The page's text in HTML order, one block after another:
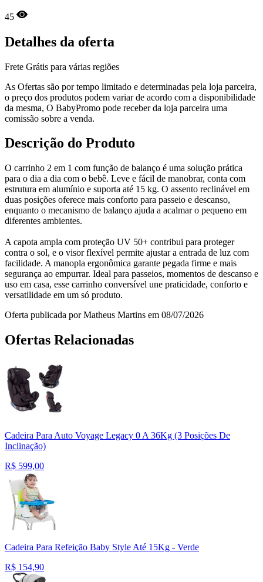
45
Detalhes da oferta
Frete Grátis para várias regiões
As Ofertas são por tempo limitado e determinadas pela loja parceira,
o preço dos produtos podem variar de acordo com a disponibilidade
da mesma, O BabyPromo pode receber da loja parceira uma
comissão sobre a venda.
Descrição do Produto
O carrinho 2 em 1 com função de balanço é uma solução prática
para o dia a dia com o bebê. Leve e fácil de manobrar, conta com
estrutura em alumínio e suporta até 15 kg. O assento reclinável em
duas posições oferece mais conforto para passeio e descanso,
enquanto o mecanismo de balanço ajuda a acalmar o pequeno em
diferentes ambientes.
A capota ampla com proteção UV 50+ contribui para proteger
contra o sol, e o visor flexível permite ajustar a entrada de luz com
facilidade. A manopla ergonômica garante pegada firme e mais
segurança ao empurrar. Ideal para passeios, momentos de descanso e
uso em casa, esse carrinho conversível une praticidade, conforto e
versatilidade em um só produto.
Oferta publicada por Matheus Martins em 08/07/2026
Ofertas Relacionadas
Cadeira Para Auto Voyage Legacy 0 A 36Kg (3 Posições De
Inclinação)
R$ 599,00
Cadeira Para Refeição Baby Style Até 15Kg - Verde
R$ 154,90